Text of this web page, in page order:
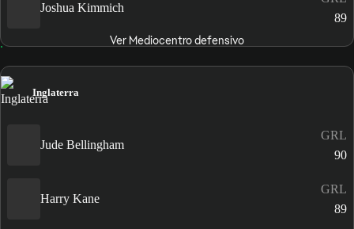
Joshua Kimmich
89
Ver Mediocentro defensivo
Inglaterra
Jude Bellingham
GRL
90
Harry Kane
GRL
89